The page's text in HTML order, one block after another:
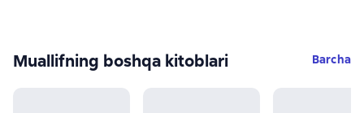
Muallifning boshqa kitoblari Barcha